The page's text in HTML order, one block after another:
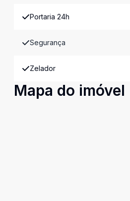
Portaria 24h
Segurança
Zelador
Mapa do imóvel